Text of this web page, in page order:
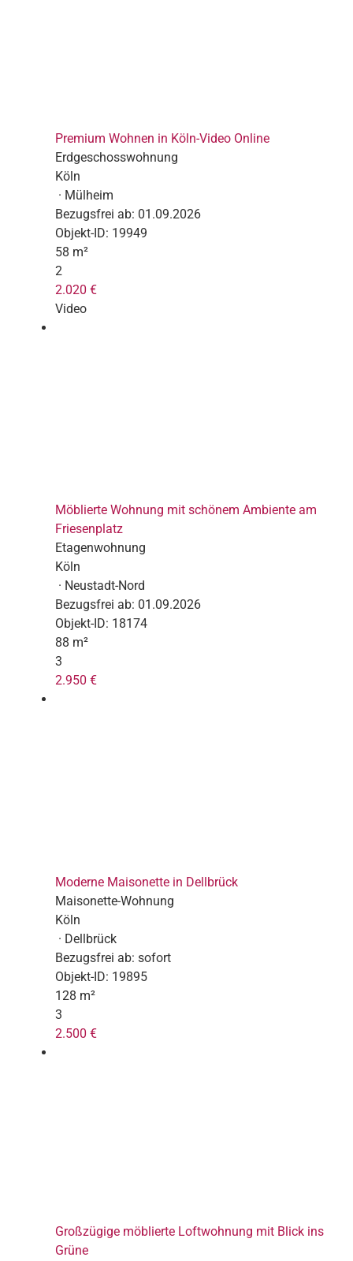
Premium Wohnen in Köln-Video Online
Erdgeschosswohnung
Köln
· Mülheim
Bezugsfrei ab: 01.09.2026
Objekt-ID: 19949
58 m²
2
2.020 €
Video
Möblierte Wohnung mit schönem Ambiente am
Friesenplatz
Etagenwohnung
Köln
· Neustadt-Nord
Bezugsfrei ab: 01.09.2026
Objekt-ID: 18174
88 m²
3
2.950 €
Moderne Maisonette in Dellbrück
Maisonette-Wohnung
Köln
· Dellbrück
Bezugsfrei ab: sofort
Objekt-ID: 19895
128 m²
3
2.500 €
Großzügige möblierte Loftwohnung mit Blick ins
Grüne